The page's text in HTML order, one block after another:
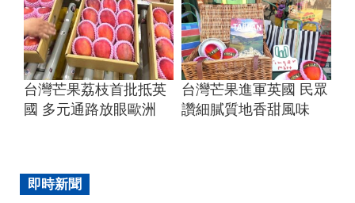
台灣芒果荔枝首批抵英
國 多元通路放眼歐洲
台灣芒果進軍英國 民眾
讚細膩質地香甜風味
即時新聞